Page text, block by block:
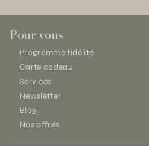
Pour vous
Programme fidélité
Carte cadeau
Services
Newsletter
Blog
Nos offres